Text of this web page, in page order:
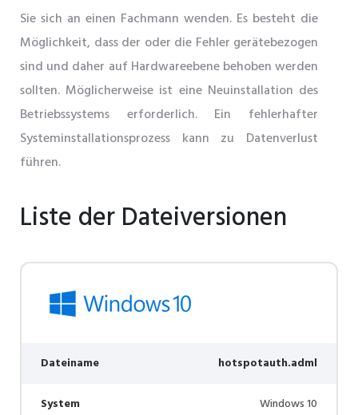
Sie sich an einen Fachmann wenden. Es besteht die
Möglichkeit, dass der oder die Fehler gerätebezogen
sind und daher auf Hardwareebene behoben werden
sollten. Möglicherweise ist eine Neuinstallation des
Betriebssystems erforderlich. Ein fehlerhafter
Systeminstallationsprozess kann zu Datenverlust
führen.
Liste der Dateiversionen
Dateiname hotspotauth.adml
System Windows 10